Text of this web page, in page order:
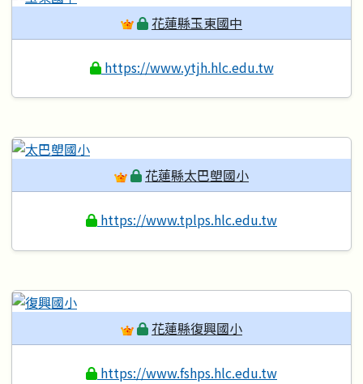
花蓮縣玉東國中
https://www.ytjh.hlc.edu.tw
花蓮縣太巴塱國小
https://www.tplps.hlc.edu.tw
花蓮縣復興國小
https://www.fshps.hlc.edu.tw